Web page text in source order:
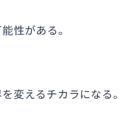
性がある。
変えるチカラになる。